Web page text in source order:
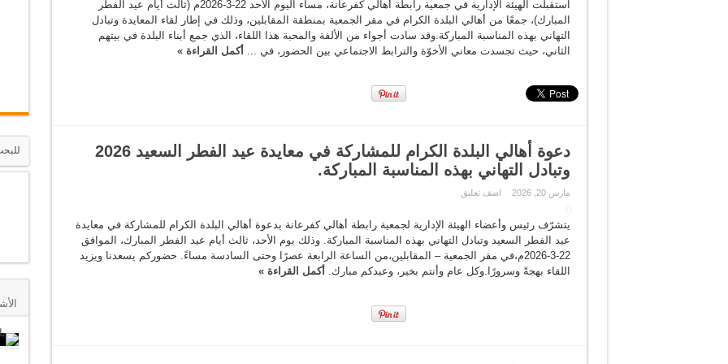
مسابقة القران الكريم الرمضانية.
اللجنة الثقافية – هاشتاجات كفرعانة
استقبلت الهيئة الإدارية في جمعية رابطة أهالي كفرعانة، مساء اليوم الأحد 22-3-2026م (ثالث أيام عيد الفطر
المبارك)، جمعًا من أهالي البلدة الكرام في مقر الجمعية بمنطقة المقابلين، وذلك في إطار لقاء المعايدة وتبادل
التهاني بهذه المناسبة المباركة.وقد سادت أجواء من الألفة والمحبة هذا اللقاء، الذي جمع أبناء البلدة في بيتهم
الثاني، حيث تجسدت معاني الأخوّة والترابط الاجتماعي بين الحضور، في ... أكمل القراءة »
دعوة أهالي البلدة الكرام للمشاركة في معايدة عيد الفطر السعيد 2026
وتبادل التهاني بهذه المناسبة المباركة.
مارس 20, 2026 اضف تعليق
يتشرّف رئيس وأعضاء الهيئة الإدارية لجمعية رابطة أهالي كفرعانة بدعوة أهالي البلدة الكرام للمشاركة في معايدة
عيد الفطر السعيد وتبادل التهاني بهذه المناسبة المباركة. وذلك يوم الأحد، ثالث أيام عيد الفطر المبارك، الموافق
22-3-2026م،في مقر الجمعية – المقابلين،من الساعة الرابعة عصرًا وحتى السادسة مساءً. حضوركم يسعدنا ويزيد
اللقاء بهجةً وسرورًا.وكل عام وأنتم بخير، وعيدكم مبارك. أكمل القراءة »